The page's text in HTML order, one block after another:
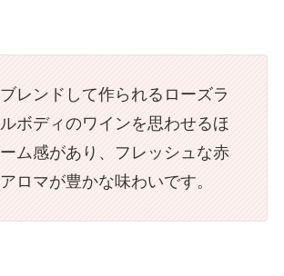
レンドして作られるローズラ
ボディのワインを思わせるほ
ム感があり、フレッシュな赤
ロマが豊かな味わいです。